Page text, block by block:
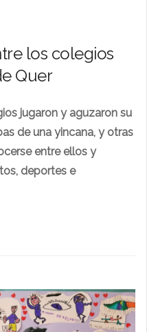
los colegios
Quer
jugaron y aguzaron su
de una yincana, y otras
entre ellos y
deportes e